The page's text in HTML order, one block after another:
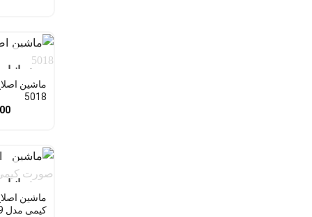
در
5018
در
ماشین
کیمی مدل KM-2609